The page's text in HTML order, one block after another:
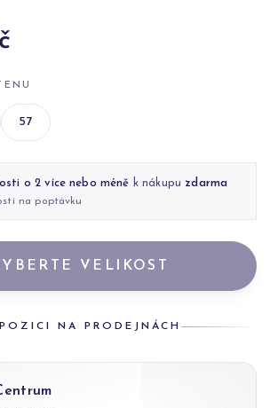
57
o 2 více nebo méně k nákupu zdarma
na poptávku
VELIKOST
NA PRODEJNÁCH